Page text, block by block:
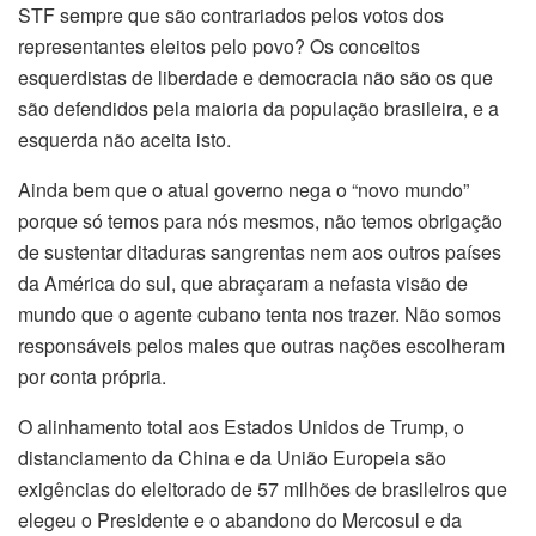
STF sempre que são contrariados pelos votos dos
representantes eleitos pelo povo? Os conceitos
esquerdistas de liberdade e democracia não são os que
são defendidos pela maioria da população brasileira, e a
esquerda não aceita isto.
Ainda bem que o atual governo nega o “novo mundo”
porque só temos para nós mesmos, não temos obrigação
de sustentar ditaduras sangrentas nem aos outros países
da América do sul, que abraçaram a nefasta visão de
mundo que o agente cubano tenta nos trazer. Não somos
responsáveis pelos males que outras nações escolheram
por conta própria.
O alinhamento total aos Estados Unidos de Trump, o
distanciamento da China e da União Europeia são
exigências do eleitorado de 57 milhões de brasileiros que
elegeu o Presidente e o abandono do Mercosul e da